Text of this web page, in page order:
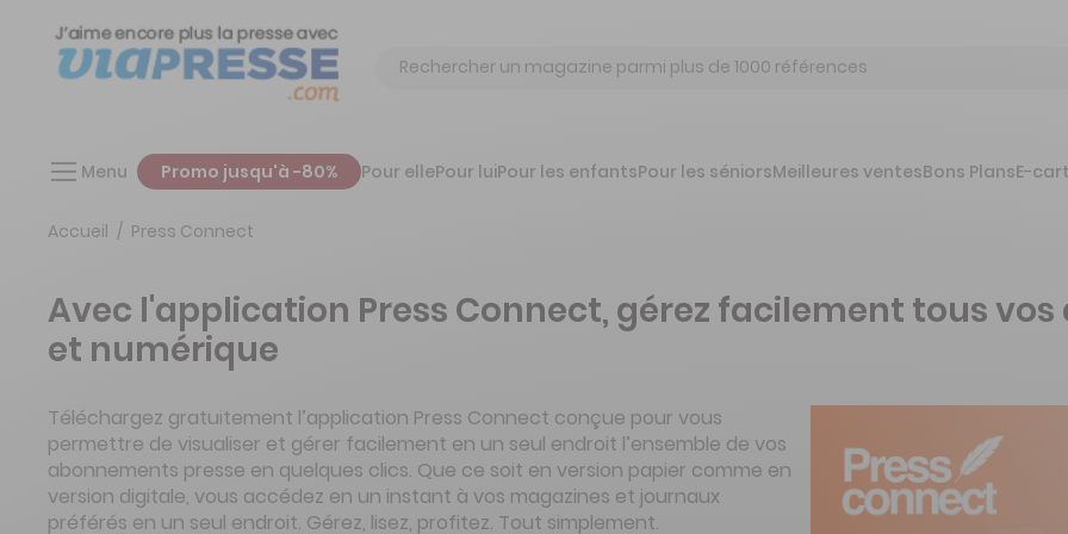
Chercher
Menu Promo jusqu'à -80% Pour ellePour luiPour les enfantsPour les séniorsMeilleures ventesBons PlansE-
Accueil Press Connect
Avec l'application Press Connect, gérez facilement tous
et numérique
Téléchargez gratuitement l’application Press Connect conçue pour vous
permettre de visualiser et gérer facilement en un seul endroit l’ensemble de vos
abonnements presse en quelques clics. Que ce soit en version papier comme en
version digitale, vous accédez en un instant à vos magazines et journaux
préférés en un seul endroit. Gérez, lisez, profitez. Tout simplement.